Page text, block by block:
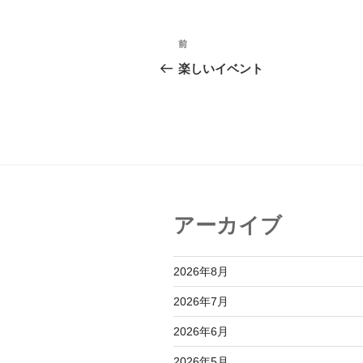
投
稿
シ
ョ
ン
前
の
前
楽しいイベント
アーカイブ
2026年8月
2026年7月
2026年6月